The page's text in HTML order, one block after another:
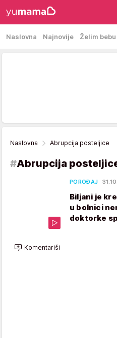
Naslovna Najnovije Želim bebu
Naslovna Abrupcija posteljice
#Abrupcija
POROĐAJ
Biljani je
u bolnici
doktorke
Komentariši